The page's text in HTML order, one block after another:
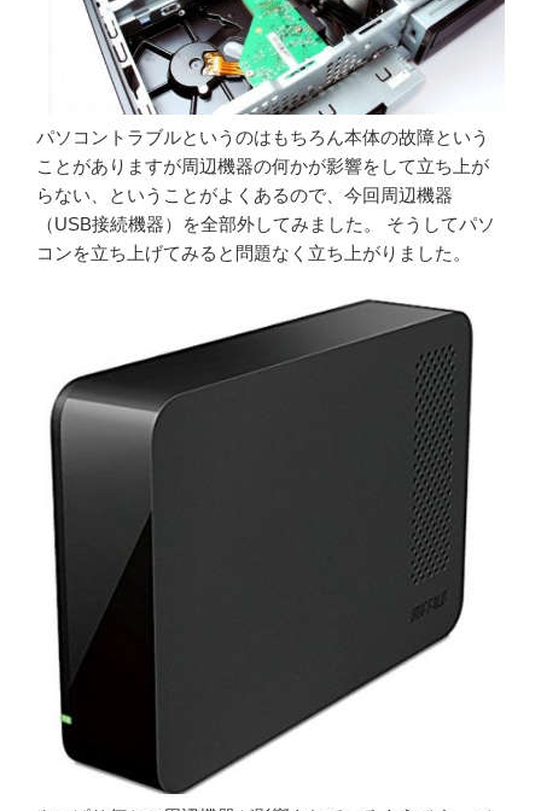
パソコントラブルというのはもちろん本体の故障という
ことがありますが周辺機器の何かが影響をして立ち上が
らない、ということがよくあるので、今回周辺機器
（USB接続機器）を全部外してみました。 そうしてパソ
コンを立ち上げてみると問題なく立ち上がりました。